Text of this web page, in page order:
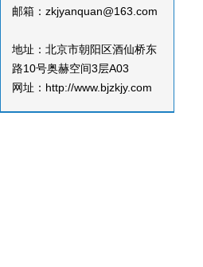
邮箱：zkjyanquan@163.com
地址：北京市朝阳区酒仙桥东
路10号奥赫空间3层A03
网址：http://www.bjzkjy.com